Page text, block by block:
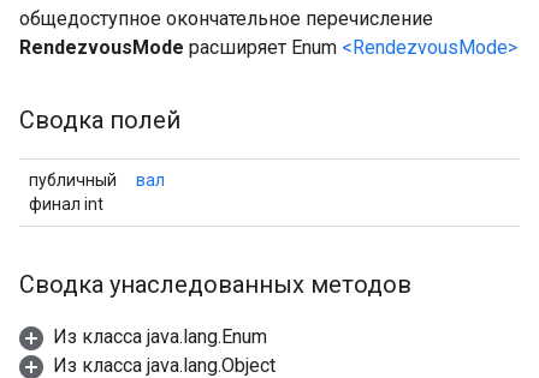
общедоступное окончательное перечисление
RendezvousMode расширяет Enum <RendezvousMode>
Сводка полей
публичный
финал int
вал
Сводка унаследованных методов
Из класса java.lang.Enum
Из класса java.lang.Object